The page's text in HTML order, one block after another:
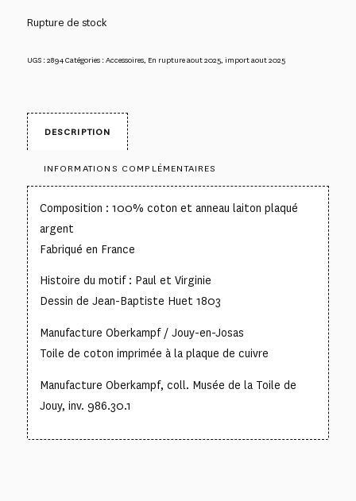
Rupture de stock
UGS :2894Catégories :Accessoires, En rupture aout 2025, import aout 2025
DESCRIPTION
INFORMATIONS COMPLÉMENTAIRES
Composition : 100% coton et anneau laiton plaqué
argent
Fabriqué en France
Histoire du motif : Paul et Virginie
Dessin de Jean-Baptiste Huet 1803
Manufacture Oberkampf / Jouy-en-Josas
Toile de coton imprimée à la plaque de cuivre
Manufacture Oberkampf, coll. Musée de la Toile de
Jouy, inv. 986.30.1